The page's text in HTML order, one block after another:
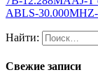
ABLS-
Найти:
Свежие записи